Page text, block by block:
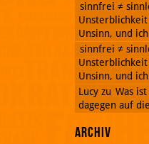
sinnfrei ≠
Unsterblichkeit
Unsinn, und
sinnfrei ≠
Unsterblichkeit
Unsinn, und
Lucy zu Was
dagegen auf
Archiv